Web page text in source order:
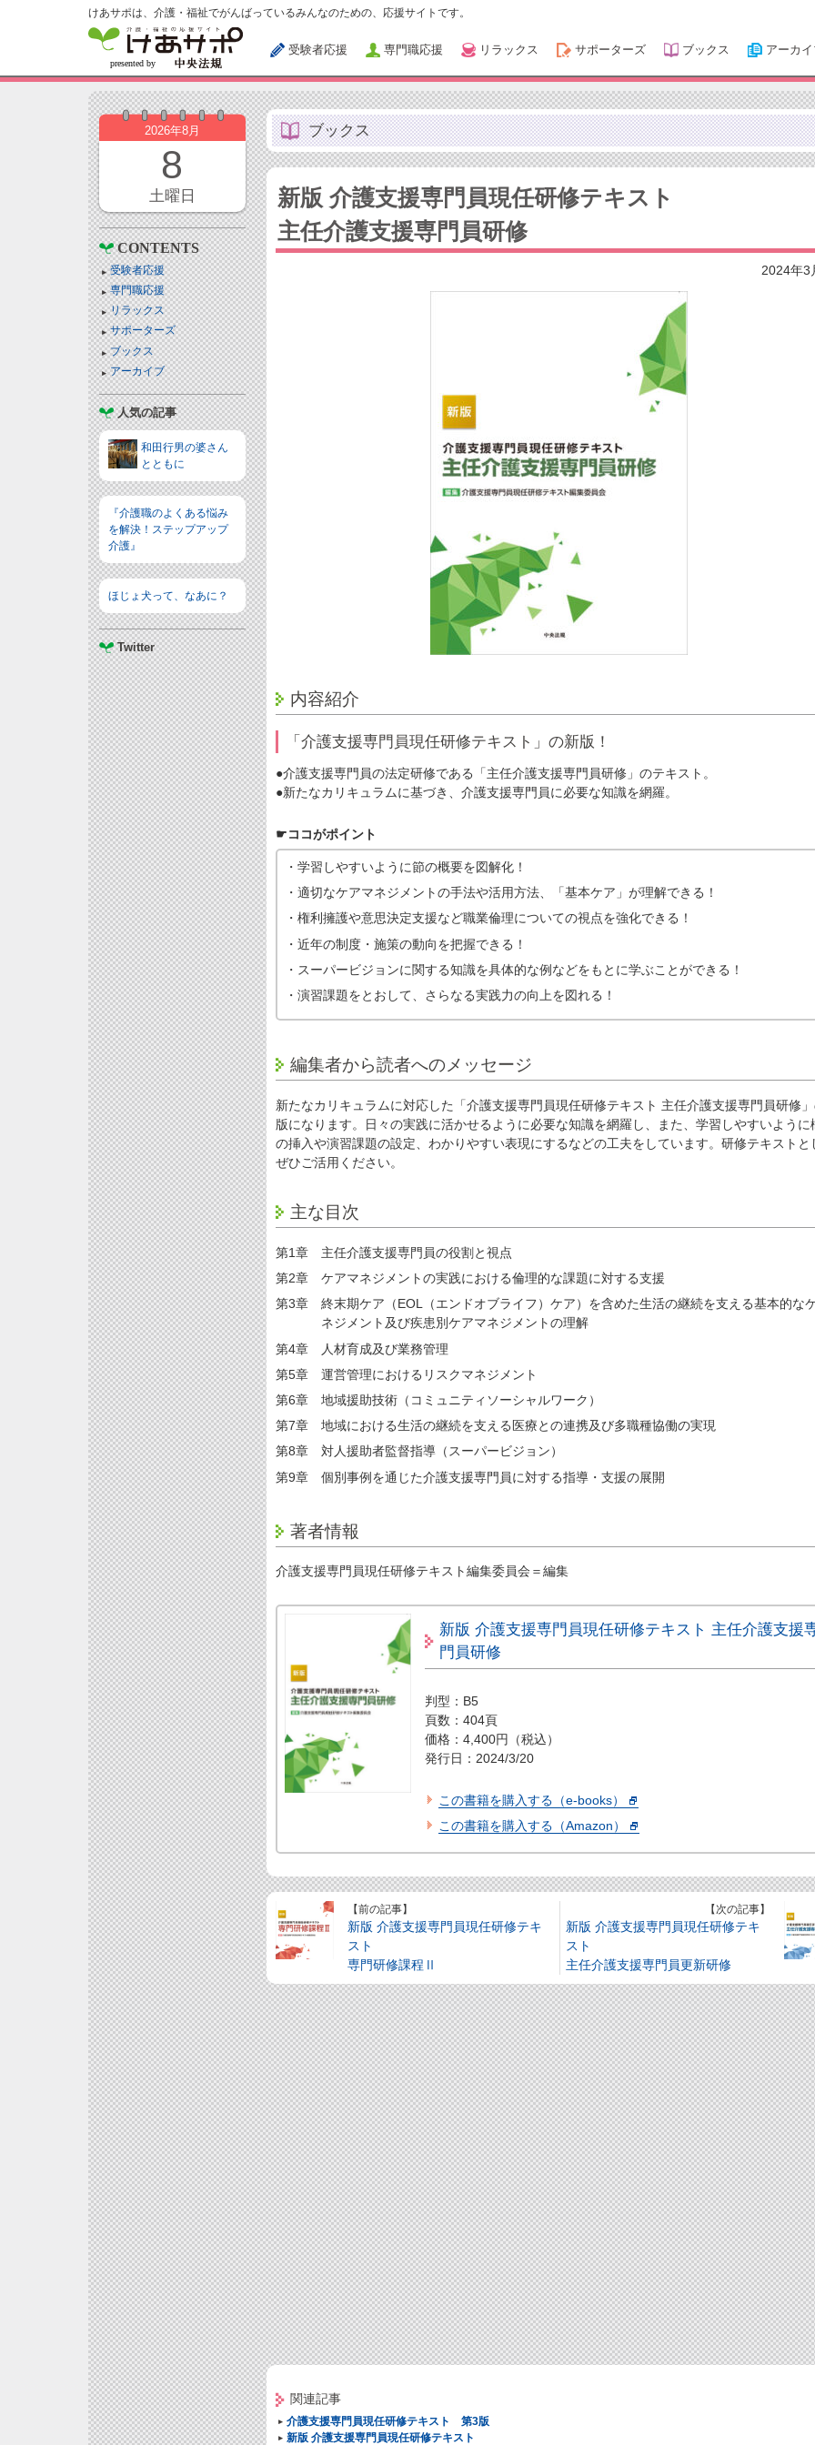
けあサポは、介護・福祉でがんばっているみんなのための、応援サイトです。
受験者応援 専門職応援 リラックス サポーターズ ブックス アーカ
2026年8月
8
土曜日
CONTENTS
受験者応援
専門職応援
リラックス
サポーターズ
ブックス
アーカイブ
人気の記事
和田行男の婆さん
とともに
『介護職のよくある悩み
を解決！ステップアップ
介護』
ほじょ犬って、なあに？
Twitter
ブックス
新版 介護支援専門員現任研修テキスト
主任介護支援専門員研修
2024年3
内容紹介
「介護支援専門員現任研修テキスト」の新版！
●介護支援専門員の法定研修である「主任介護支援専門員研修」のテキスト。
●新たなカリキュラムに基づき、介護支援専門員に必要な知識を網羅。
☛ココがポイント
・学習しやすいように節の概要を図解化！
・適切なケアマネジメントの手法や活用方法、「基本ケア」が理解できる！
・権利擁護や意思決定支援など職業倫理についての視点を強化できる！
・近年の制度・施策の動向を把握できる！
・スーパービジョンに関する知識を具体的な例などをもとに学ぶことができる！
・演習課題をとおして、さらなる実践力の向上を図れる！
編集者から読者へのメッセージ
新たなカリキュラムに対応した「介護支援専門員現任研修テキスト 主任介護支援専門員研修
版になります。日々の実践に活かせるように必要な知識を網羅し、また、学習しやすいように
の挿入や演習課題の設定、わかりやすい表現にするなどの工夫をしています。研修テキストと
ぜひご活用ください。
主な目次
第1章 主任介護支援専門員の役割と視点
第2章 ケアマネジメントの実践における倫理的な課題に対する支援
第3章 終末期ケア（EOL（エンドオブライフ）ケア）を含めた生活の継続を支える基本的な
ネジメント及び疾患別ケアマネジメントの理解
第4章 人材育成及び業務管理
第5章 運営管理におけるリスクマネジメント
第6章 地域援助技術（コミュニティソーシャルワーク）
第7章 地域における生活の継続を支える医療との連携及び多職種協働の実現
第8章 対人援助者監督指導（スーパービジョン）
第9章 個別事例を通じた介護支援専門員に対する指導・支援の展開
著者情報
介護支援専門員現任研修テキスト編集委員会＝編集
新版 介護支援専門員現任研修テキスト 主任介護支援
門員研修
判型：B5
頁数：404頁
価格：4,400円（税込）
発行日：2024/3/20
この書籍を購入する（e-books）
この書籍を購入する（Amazon）
【前の記事】
新版 介護支援専門員現任研修テキ
スト
専門研修課程Ⅱ
【次の記事】
新版 介護支援専門員現任研修テキ
スト
主任介護支援専門員更新研修
関連記事
介護支援専門員現任研修テキスト 第3版
新版 介護支援専門員現任研修テキスト